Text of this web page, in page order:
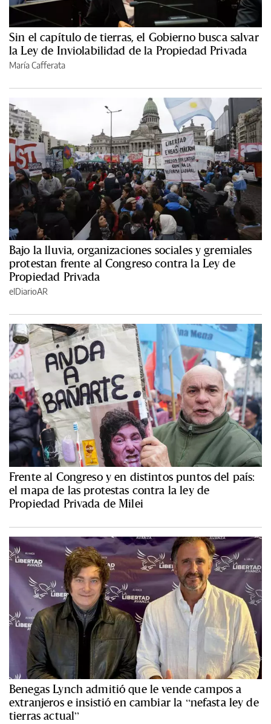
Sin el capítulo de tierras, el Gobierno busca salvar
la Ley de Inviolabilidad de la Propiedad Privada
María Cafferata
Bajo la lluvia, organizaciones sociales y gremiales
protestan frente al Congreso contra la Ley de
Propiedad Privada
elDiarioAR
Frente al Congreso y en distintos puntos del país:
el mapa de las protestas contra la ley de
Propiedad Privada de Milei
Benegas Lynch admitió que le vende campos a
extranjeros e insistió en cambiar la “nefasta ley de
tierras actual”